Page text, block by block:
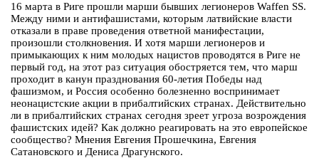
16 марта в Риге прошли марши бывших легионеров Waffen SS.
Между ними и антифашистами, которым латвийские власти
отказали в праве проведения ответной манифестации,
произошли столкновения. И хотя марши легионеров и
примыкающих к ним молодых нацистов проводятся в Риге не
первый год, на этот раз ситуация обостряется тем, что марш
проходит в канун празднования 60-летия Победы над
фашизмом, и Россия особенно болезненно воспринимает
неонацистские акции в прибалтийских странах. Действительно
ли в прибалтийских странах сегодня зреет угроза возрождения
фашистских идей? Как должно реагировать на это европейское
сообщество? Мнения Евгения Прошечкина, Евгения
Сатановского и Дениса Драгунского.